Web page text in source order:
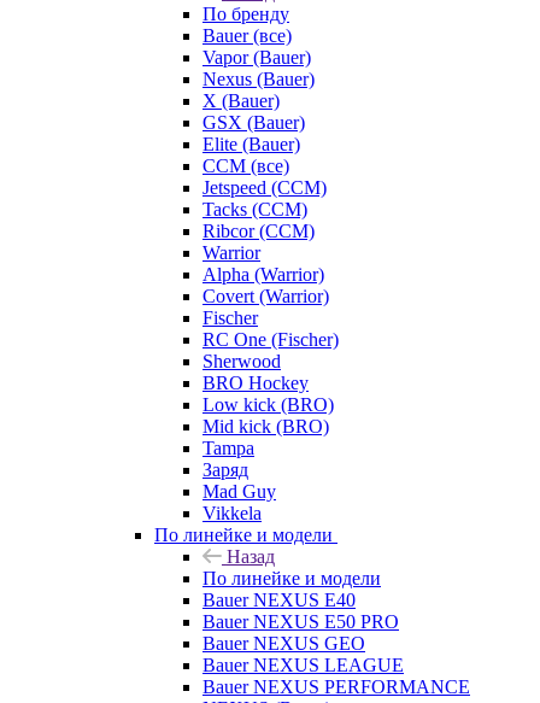
По бренду
Bauer (все)
Vapor (Bauer)
Nexus (Bauer)
X (Bauer)
GSX (Bauer)
Elite (Bauer)
CCM (все)
Jetspeed (CCM)
Tacks (CCM)
Ribcor (CCM)
Warrior
Alpha (Warrior)
Covert (Warrior)
Fischer
RC One (Fischer)
Sherwood
BRO Hockey
Low kick (BRO)
Mid kick (BRO)
Tampa
Заряд
Mad Guy
Vikkela
По линейке и модели
Назад
По линейке и модели
Bauer NEXUS E40
Bauer NEXUS E50 PRO
Bauer NEXUS GEO
Bauer NEXUS LEAGUE
Bauer NEXUS PERFORMANCE